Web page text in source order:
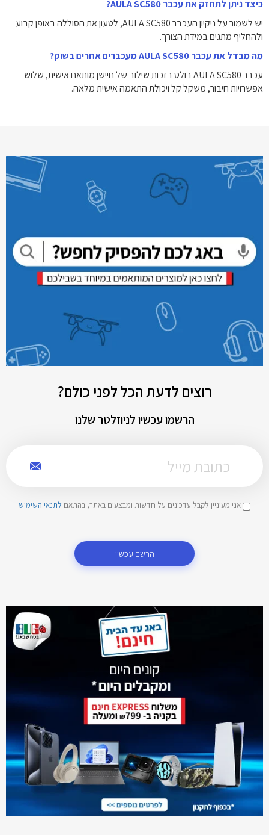
כיצד ניתן לתחזק את עכבר AULA SC580?
יש לשמור על ניקיון העכבר AULA SC580, לטעון את הסוללה באופן קבוע
ולהחליף מתגים במידת הצורך.
מה מבדל את עכבר AULA SC580 מעכברים אחרים בשוק?
עכבר AULA SC580 בולט בזכות שילוב של חיישן מותאם אישית, שלוש
אפשרויות חיבור, משקל קל ויכולת התאמה אישית מלאה.
רוצים לדעת הכל לפני כולם?
הרשמו עכשיו לניוזלטר שלנו
אני מעוניין לקבל עדכונים על חדשות ומבצעים באתר, בהתאם לתנאי השימוש
הרשם עכשיו